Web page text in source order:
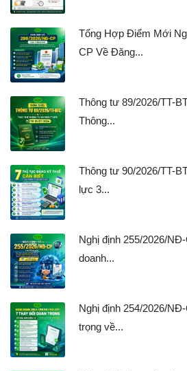
Tổng Hợp Điểm Mới
CP Về Đăng...
Thông tư 89/2026/TT-
Thông...
Thông tư 90/2026/TT-
lực 3...
Nghị định 255/2026/
doanh...
Nghị định 254/2026/
trọng về...